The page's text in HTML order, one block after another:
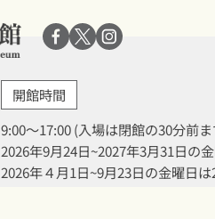
開館時間
9:00～17:00 (入場は閉館の30分前
2026年9月24日~2027年3月31日の
2026年４月1日~9月23日の金曜日